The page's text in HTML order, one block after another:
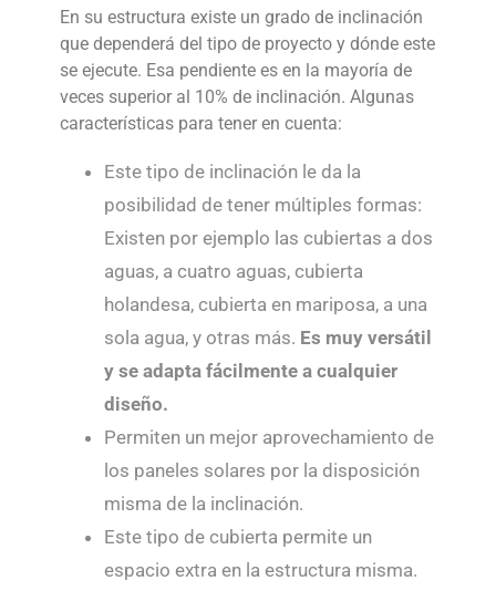
En su estructura existe un grado de inclinación
que dependerá del tipo de proyecto y dónde este
se ejecute. Esa pendiente es en la mayoría de
veces superior al 10% de inclinación. Algunas
características para tener en cuenta:
Este tipo de inclinación le da la
posibilidad de tener múltiples formas:
Existen por ejemplo las cubiertas a dos
aguas, a cuatro aguas, cubierta
holandesa, cubierta en mariposa, a una
sola agua, y otras más. Es muy versátil
y se adapta fácilmente a cualquier
diseño.
Permiten un mejor aprovechamiento de
los paneles solares por la disposición
misma de la inclinación.
Este tipo de cubierta permite un
espacio extra en la estructura misma.